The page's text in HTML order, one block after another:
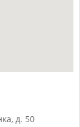
д. 50